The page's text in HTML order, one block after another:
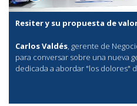
Resiter y su propuesta de
Carlos Valdés, gerente de
para conversar sobre una nueva
dedicada a abordar "los dolores"